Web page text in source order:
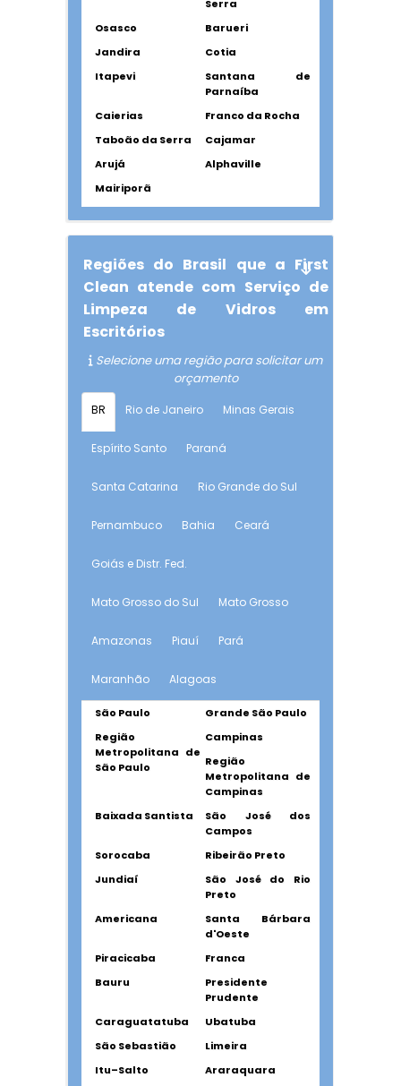
Serra
Osasco
Barueri
Jandira
Cotia
Itapevi
Santana de
Parnaíba
Caierias
Franco da Rocha
Taboão da Serra
Cajamar
Arujá
Alphaville
Mairiporã
Regiões do Brasil que a First
Clean atende com Serviço de
Limpeza de Vidros em
Escritórios
Selecione uma região para solicitar um
orçamento
BR Rio de Janeiro Minas Gerais
Espírito Santo Paraná
Santa Catarina Rio Grande do Sul
Pernambuco Bahia Ceará
Goiás e Distr. Fed.
Mato Grosso do Sul Mato Grosso
Amazonas Piauí Pará
Maranhão Alagoas
São Paulo
Grande São Paulo
Região
Metropolitana de
São Paulo
Campinas
Região
Metropolitana de
Campinas
Baixada Santista
São José dos
Campos
Sorocaba
Ribeirão Preto
Jundiaí
São José do Rio
Preto
Americana
Santa Bárbara
d'Oeste
Piracicaba
Franca
Bauru
Presidente
Prudente
Caraguatatuba
Ubatuba
São Sebastião
Limeira
Itu–Salto
Araraquara